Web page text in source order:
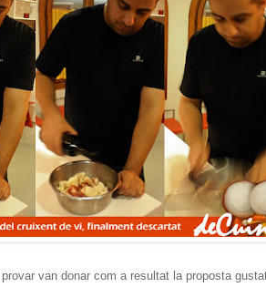
van donar com a resultat la proposta